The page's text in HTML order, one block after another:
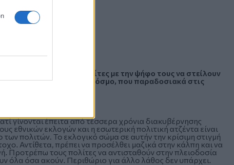
ζητώντας από τους πολίτες με την ψήφο τους να στείλουν
να μην περάσει στον κόσμο, που παραδοσιακά στις
γίνονται έπειτα από τέσσερα χρόνια διακυβέρνησης
εκλογών και η εσωτερική πολιτική ατζέντα είναι
πολιτών. Το εκλογικό σώμα σε αυτήν την κρίσιμη στιγμή
Αντίθετα, πρέπει να προσέλθει μαζικά στην κάλπη και να
Προτρέπω τους πολίτες να αντισταθούν στην πλειοδοσία
όλα όσα ακούν. Περιθώριο για άλλο λάθος δεν υπάρχει.